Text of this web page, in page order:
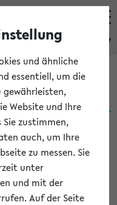
eKVV
(06.08.26)
und ähnliche
essentiell, um die
Website und Ihre
Sie zustimmen,
auch, um Ihre
zu messen. Sie
unter
und mit der
Auf der Seite